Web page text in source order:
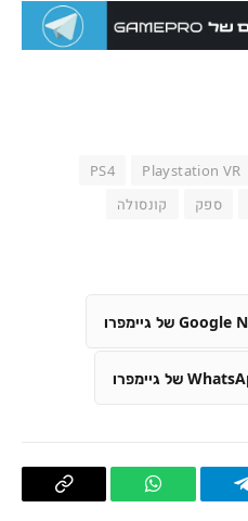
Playstation VR
PS4
ספק
קונסולה
Telegram
WhatsApp העתק